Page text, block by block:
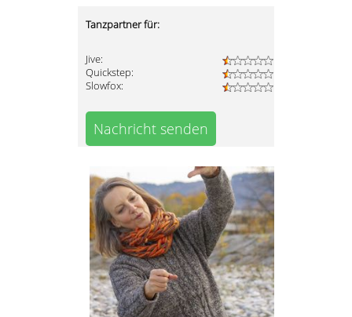
Tanzpartner für:
Jive:
Quickstep:
Slowfox:
Nachricht senden